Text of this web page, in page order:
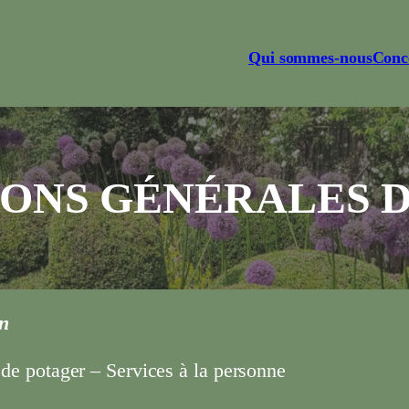
Qui sommes-nous
GÉNÉRALES
potager – Services à la personne